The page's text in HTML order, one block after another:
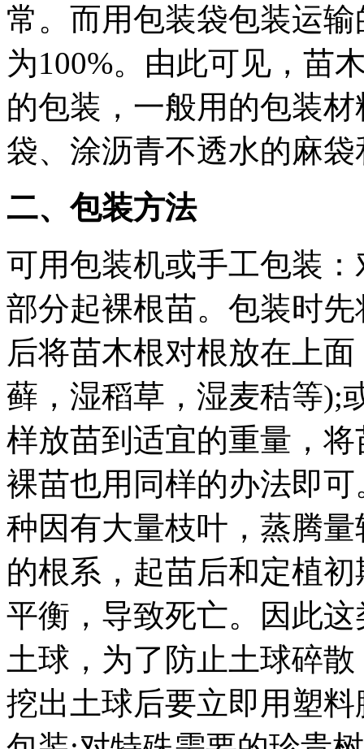
常。而用包装袋包装运
为100%。由此可见，苗
的包装，一般用的包装
袋、涂沥青不透水的麻
二、包装方法
可用包装机或手工包装
部分起裸根苗。包装时
后将苗木根对根放在上
藓，湿稻草，湿麦秸等);
样放苗到适宜的重量，
裸苗也用同样的办法即
种因有大量枝叶，蒸腾
的根系，起苗后和定植
平衡，导致死亡。因此
土球，为了防止土球碎
挖出土球后要立即用塑